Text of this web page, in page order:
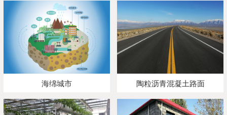
海绵城市 陶粒沥青混凝土路面